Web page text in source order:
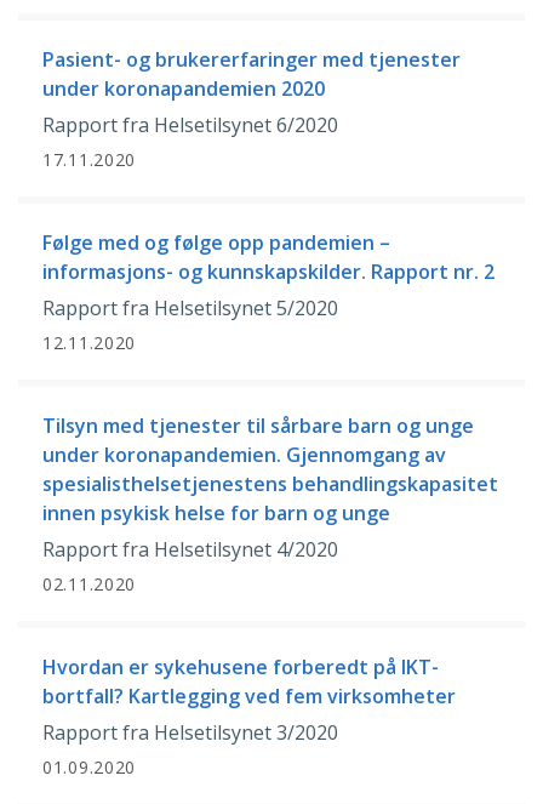
Pasient- og brukererfaringer med tjenester
under koronapandemien 2020
Rapport fra Helsetilsynet 6/2020
17.11.2020
Følge med og følge opp pandemien –
informasjons- og kunnskapskilder. Rapport nr. 2
Rapport fra Helsetilsynet 5/2020
12.11.2020
Tilsyn med tjenester til sårbare barn og unge
under koronapandemien. Gjennomgang av
spesialisthelsetjenestens behandlingskapasitet
innen psykisk helse for barn og unge
Rapport fra Helsetilsynet 4/2020
02.11.2020
Hvordan er sykehusene forberedt på IKT-
bortfall? Kartlegging ved fem virksomheter
Rapport fra Helsetilsynet 3/2020
01.09.2020